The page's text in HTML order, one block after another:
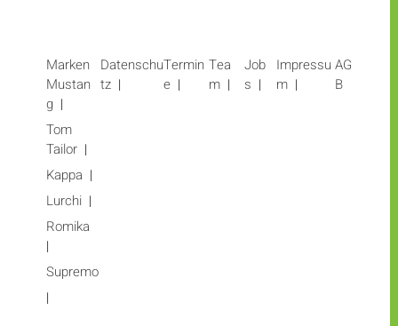
Marken
Mustan
g
Tom
Tailor
Kappa
Lurchi
Romika
Supremo
Datenschu
tz
Termin
e
Tea
m
Job
s
Impressu
m
AG
B